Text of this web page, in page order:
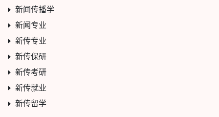
新闻传播学
新闻专业
新传专业
新传保研
新传考研
新传就业
新传留学